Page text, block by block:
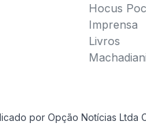
Hocus
Imprensa
Livros
por Opção Notícias Ltda